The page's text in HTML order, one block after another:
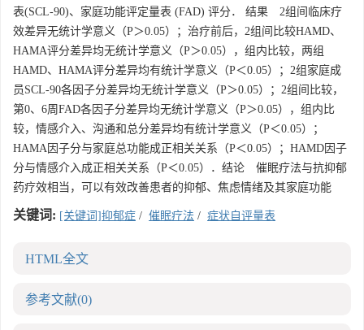
表(SCL-90)、家庭功能评定量表 (FAD) 评分． 结果 2组间临床疗
效差异无统计学意义（P＞0.05）；治疗前后，2组间比较HAMD、
HAMA评分差异均无统计学意义（P＞0.05），组内比较，两组
HAMD、HAMA评分差异均有统计学意义（P＜0.05）；2组家庭成
员SCL-90各因子分差异均无统计学意义（P＞0.05）；2组间比较，
第0、6周FAD各因子分差异均无统计学意义（P＞0.05），组内比
较，情感介入、沟通和总分差异均有统计学意义（P＜0.05）；
HAMA因子分与家庭总功能成正相关关系（P＜0.05）；HAMD因子
分与情感介入成正相关关系（P＜0.05）．结论 催眠疗法与抗抑郁
药疗效相当，可以有效改善患者的抑郁、焦虑情绪及其家庭功能
关键词: [关键词]抑郁症 / 催眠疗法 / 症状自评量表
HTML全文
参考文献(0)